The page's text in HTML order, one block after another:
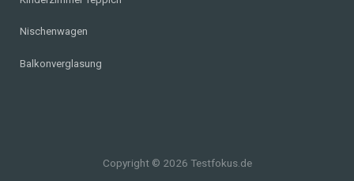
Nischenwagen
Balkonverglasung
Copyright © 2026 Testfokus.de